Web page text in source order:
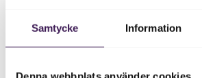
Samtycke Information
Varför blodtrycket